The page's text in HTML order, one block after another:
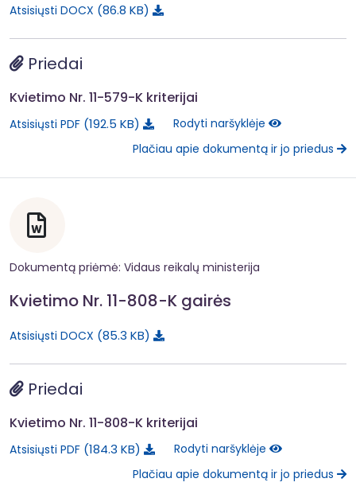
Atsisiųsti DOCX 86.8 KB
Priedai
Kvietimo Nr. 11-579-K kriterijai
Atsisiųsti PDF 192.5 KB
Rodyti naršyklėje
Plačiau apie dokumentą ir jo priedus
Dokumentą priėmė: Vidaus reikalų ministerija
Kvietimo Nr. 11-808-K gairės
Atsisiųsti DOCX 85.3 KB
Priedai
Kvietimo Nr. 11-808-K kriterijai
Atsisiųsti PDF 184.3 KB
Rodyti naršyklėje
Plačiau apie dokumentą ir jo priedus